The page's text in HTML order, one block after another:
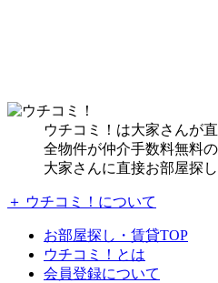
ウチコミ！は大家さんが
全物件が仲介手数料無料
大家さんに直接お部屋探
＋ ウチコミ！について
お部屋探し・賃貸TOP
ウチコミ！とは
会員登録について